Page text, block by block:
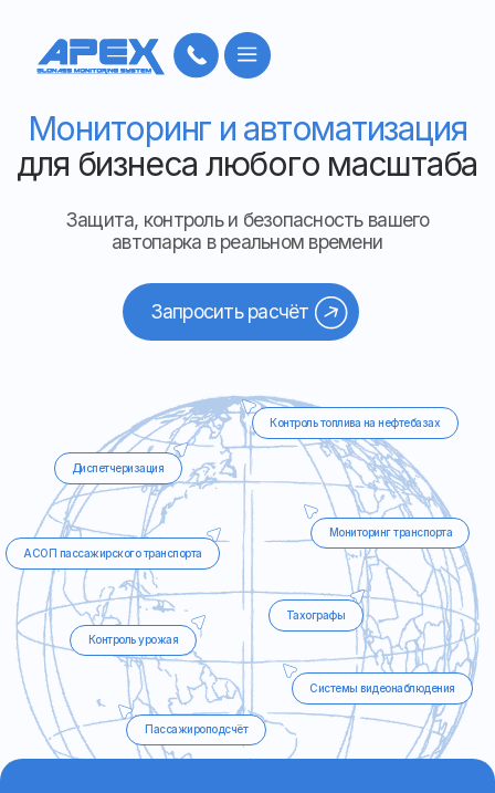
для бизнеса любого масштаба
Мониторинг транспорта
Контроль урожая
Тахографы
АСОП пассажирского транспорта
Контроль топлива на нефтебазах
Пассажироподсчёт
Системы видеонаблюдения
Защита, контроль и безопасность вашего
Запросить расчёт